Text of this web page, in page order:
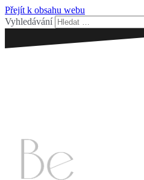
Přejít k obsahu webu
Vyhledávání